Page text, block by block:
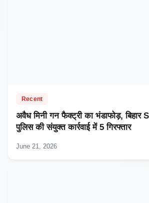
Recent
अवैध मिनी गन फैक्ट्री का भंडाफोड़, बिहार
पुलिस की संयुक्त कार्रवाई में 5 गिरफ्तार
June 21, 2026